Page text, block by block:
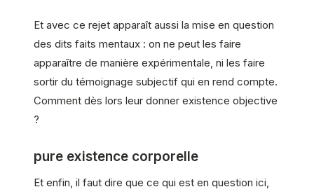
Et avec ce rejet apparaît aussi la mise en question
des dits faits mentaux : on ne peut les faire
apparaître de manière expérimentale, ni les faire
sortir du témoignage subjectif qui en rend compte.
Comment dès lors leur donner existence objective
?
pure existence corporelle
Et enfin, il faut dire que ce qui est en question ici,